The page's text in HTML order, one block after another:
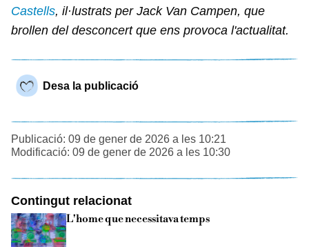
Castells, il·lustrats per Jack Van Campen, que
brollen del desconcert que ens provoca l'actualitat.
Desa la publicació
Publicació: 09 de gener de 2026 a les 10:21
Modificació: 09 de gener de 2026 a les 10:30
Contingut relacionat
L'home que necessitava temps